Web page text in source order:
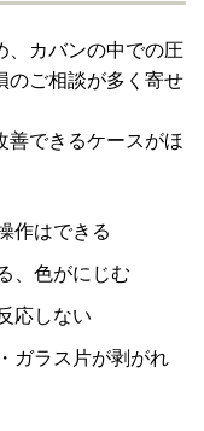
、カバンの中での圧
のご相談が多く寄せ
善できるケースがほ
作はできる
、色がにじむ
応しない
ガラス片が剥がれ